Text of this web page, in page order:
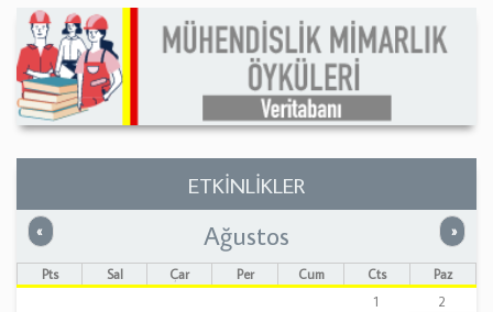
ETKİNLİKLER
« Önceki »
Ağustos
Pts Sal Çar Per Cum Cts
Paz
1
2